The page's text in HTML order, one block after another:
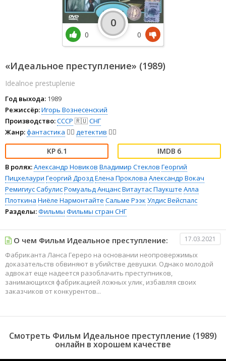
«Идеальное преступление» (1989)
Idealnoe prestuplenie
Год выхода: 1989
Режиссёр:Игорь Вознесенский
Производство:СССР 🇷🇺СНГ
Жанр:фантастика 🧙‍♀️ детектив 🕵️‍♂️
6.1 6
В ролях:Александр Новиков Владимир Стеклов Георгий
Пицхелаури Георгий ДроздЕлена Проклова Александр Вокач
Ремигиус СабулисРомуальд АнцансВитаутас Паукште Алла
Плоткина Ниёле Нармонтайте Сальме Рээк Улдис Вейспалс
Разделы:Фильмы Фильмы стран СНГ
0
0
0
О чем Фильм Идеальное преступление: 17.03.2021
Фабриканта Ланса Гереро на основании неопровержимых
доказательств обвиняют в убийстве девушки. Однако молодой
адвокат еще надеется разоблачить преступников,
занимающихся фабрикацией ложных улик, избавляя своих
заказчиков от конкурентов...
Смотреть Фильм Идеальное преступление (1989)
онлайн в хорошем качестве